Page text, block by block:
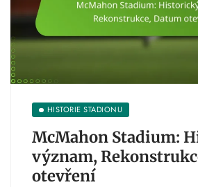
HISTORIE STADIONU
McMahon Stadium:
význam,
otevření